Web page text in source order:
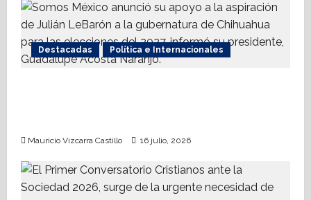
Destacadas Política e Internacionales
Mauricio Vizcarra Castillo 16 julio, 2026